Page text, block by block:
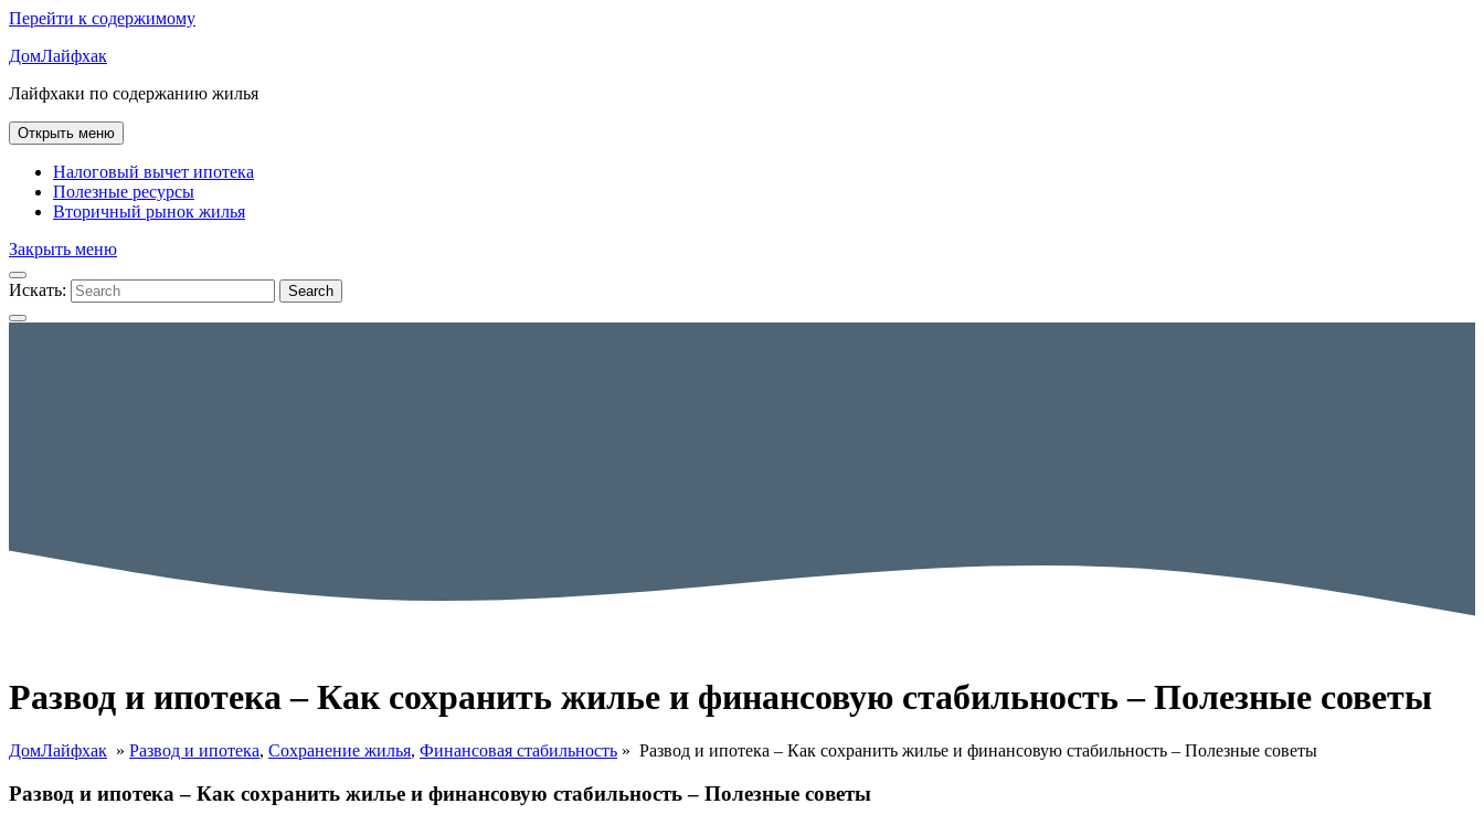
Перейти к содержимому
ДомЛайфхак
Лайфхаки по содержанию жилья
Открыть меню
Налоговый вычет ипотека
Полезные ресурсы
Вторичный рынок жилья
Закрыть меню
Искать: Search
Развод и ипотека – Как сохранить жилье и финансовую стабильность – Полезные советы
ДомЛайфхак » Развод и ипотека, Сохранение жилья, Финансовая стабильность » Развод и ипотека – Как сохранить жилье и финансовую стабильность – Полезные советы
Развод и ипотека – Как сохранить жилье и финансовую стабильность – Полезные советы